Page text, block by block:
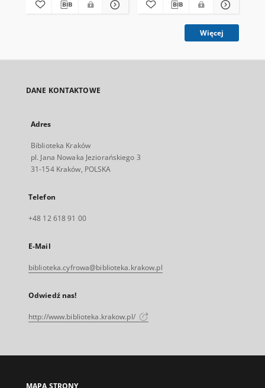
Więcej
DANE KONTAKTOWE
Adres
Biblioteka Kraków
pl. Jana Nowaka Jeziorańskiego 3
31-154 Kraków, POLSKA
Telefon
+48 12 618 91 00
E-Mail
biblioteka.cyfrowa@biblioteka.krakow.pl
Odwiedź nas!
http://www.biblioteka.krakow.pl/
MAPA STRONY